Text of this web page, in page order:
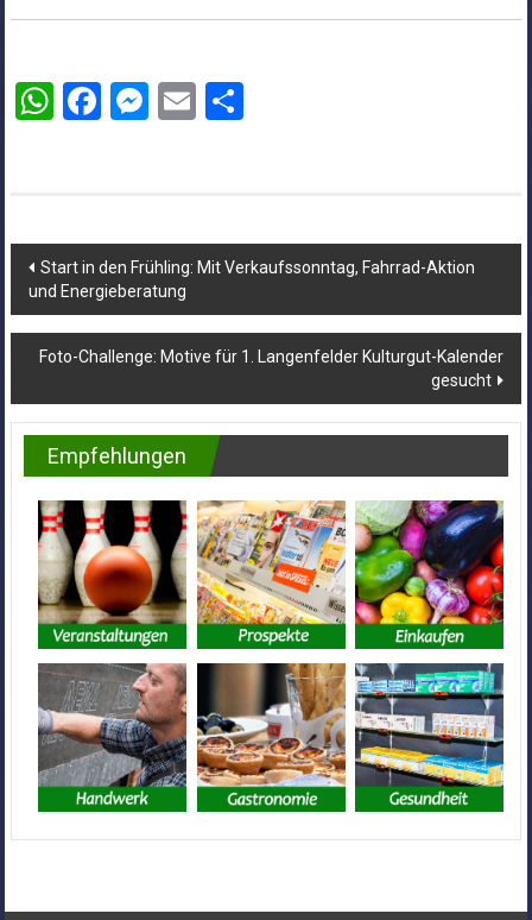
WhatsApp
Facebook
Messenger
EmailTeilen
Beitragsnavigation
Start in den Frühling: Mit Verkaufssonntag, Fahrrad-Aktion
und Energieberatung
Foto-Challenge: Motive für 1. Langenfelder Kulturgut-Kalender
gesucht
Empfehlungen